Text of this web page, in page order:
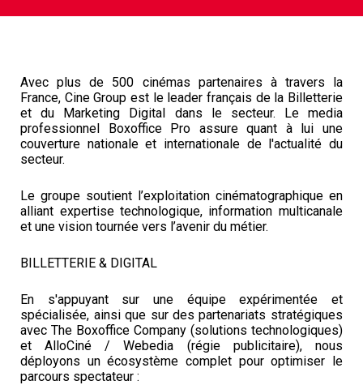
Avec plus de 500 cinémas partenaires à travers la
France, Cine Group est le leader français de la Billetterie
et du Marketing Digital dans le secteur. Le media
professionnel Boxoffice Pro assure quant à lui une
couverture nationale et internationale de l'actualité du
secteur.
Le groupe soutient l’exploitation cinématographique en
alliant expertise technologique, information multicanale
et une vision tournée vers l’avenir du métier.
BILLETTERIE & DIGITAL
En s'appuyant sur une équipe expérimentée et
spécialisée, ainsi que sur des partenariats stratégiques
avec The Boxoffice Company (solutions technologiques)
et AlloCiné / Webedia (régie publicitaire), nous
déployons un écosystème complet pour optimiser le
parcours spectateur :